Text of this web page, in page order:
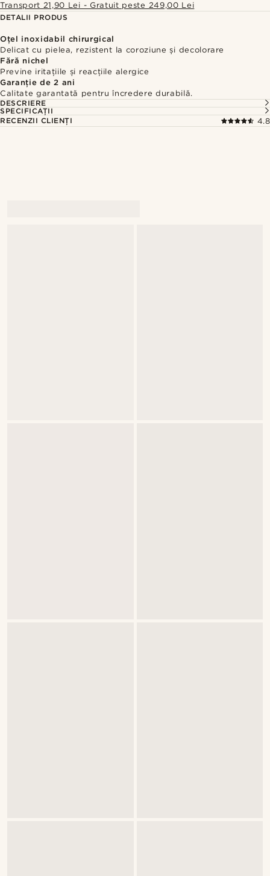
Transport 21,90 Lei - Gratuit peste 249,00 Lei
DETALII PRODUS
Oțel inoxidabil chirurgical
Delicat cu pielea, rezistent la coroziune și decolorare
Fără nichel
Previne iritațiile și reacțiile alergice
Garanție de 2 ani
Calitate garantată pentru încredere durabilă.
DESCRIERE
SPECIFICAȚII
RECENZII CLIENȚI
4.8